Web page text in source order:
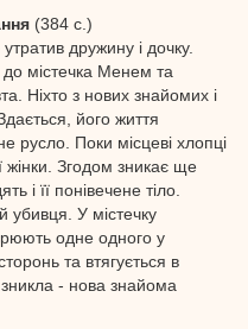
(384 с.)
дружину і дочку.
до містечка Менем та
Ніхто з нових знайомих і
його життя
русло. Поки місцеві хлопці
жінки. Згодом зникає ще
і її понівечене тіло.
убивця. У містечку
одне одного у
та втягується в
- нова знайома